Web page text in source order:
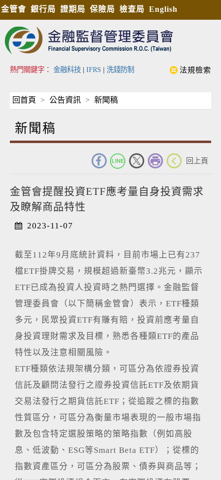
金管會 銀行局 證期局 保險局 檢查局 English
熱門關鍵字： 金融科技 | IFRS | 洗錢防制 法規檢索
回首頁 公告資訊 新聞稿
新聞稿
回上頁
金管會提醒投資ETF應考量自身投資需求
及瞭解商品特性
2023-11-07
截至112年9月底統計資料，目前市場上已有237
檔ETF掛牌交易，規模超過新臺幣3.2兆元，顯示
ETF已成為投資人投資時之熱門選擇。金融監督
管理委員會（以下簡稱金管會）表示，ETF種類
多元，民眾投資ETF有賺有賠，投資前應考量自
身投資理財需求及目標，熟悉各種類ETF的產品
特性以及注意相關風險。
ETF種類依法規架構分類，可區分為依證券投資
信託及顧問法發行之證券投資信託ETF及依期貨
交易法發行之期貨信託ETF；從追蹤之標的指數
性質區分，可區分為衡量市場表現的一般市場指
數及包含特定選股策略的策略指數（例如高股
息、低波動、ESG等Smart Beta ETF）；從標的
指數資產區分，可區分為股票、債券與商品等；